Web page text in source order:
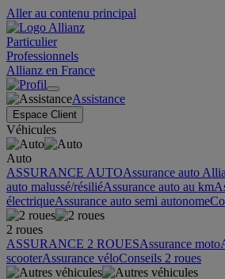
Aller au contenu principal
Particulier
Professionnels
Allianz en France
Assistance
Espace Client
Véhicules
Auto
ASSURANCE AUTOAssurance auto
auto malussé/résiliéAssurance auto au km
électriqueAssurance auto semi autonome
2 roues
ASSURANCE 2 ROUESAssurance moto
scooterAssurance véloConseils 2 roues